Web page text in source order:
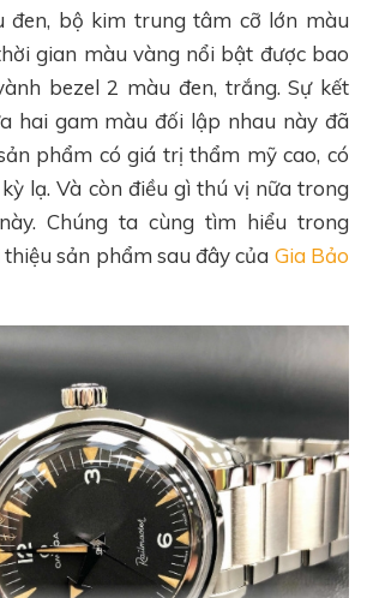
đen, bộ kim trung tâm cỡ lớn màu
gian màu vàng nổi bật được bao
bezel 2 màu đen, trắng. Sự kết
hai gam màu đối lập nhau này đã
phẩm có giá trị thẩm mỹ cao, có
lạ. Và còn điều gì thú vị nữa trong
Chúng ta cùng tìm hiểu trong
sản phẩm sau đây của Gia Bảo